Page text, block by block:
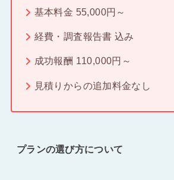
基本料金 55,000円～
経費・調査報告書 込み
成功報酬 110,000円～
見積りからの追加料金なし
プランの選び方について